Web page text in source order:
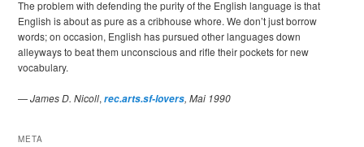
The problem with defending the purity of the English language is that
English is about as pure as a cribhouse whore. We don’t just borrow
words; on occasion, English has pursued other languages down
alleyways to beat them unconscious and rifle their pockets for new
vocabulary.
—James D. Nicoll,rec.arts.sf-lovers, Mai 1990
META